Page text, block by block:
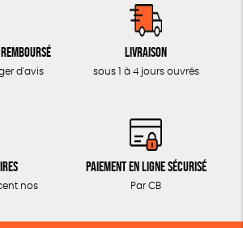
d'avis
Livraison
sous 1 à 4 jours ouvrés
nos
Paiement en ligne sécurisé
Par CB